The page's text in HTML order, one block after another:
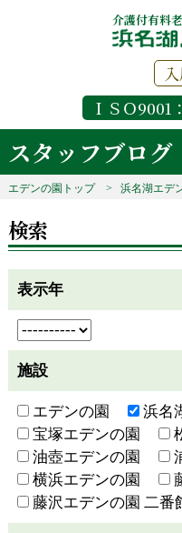
介護付有料
ＩＳＯ9001
スタッフブログ
エデンの園トップ 浜名湖エデ
検索
表示年
施設
エデンの園
浜名
宝塚エデンの園
油壺エデンの園
横浜エデンの園
藤沢エデンの園 二番